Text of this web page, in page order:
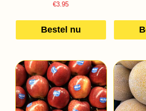
€3.95
Bestel nu